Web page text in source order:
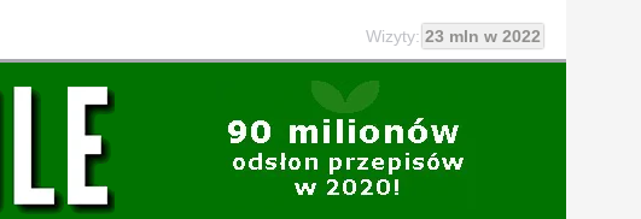
Wizyty: 23 mln w 2022